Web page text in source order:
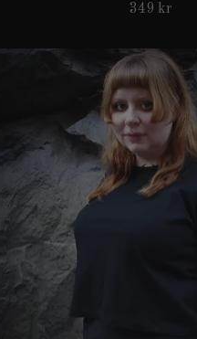
349 kr